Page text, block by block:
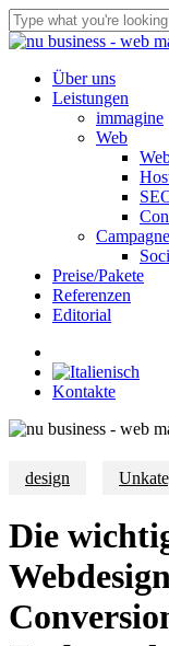
Skip
to
content
Close
Menu
Über uns
Leistungen
immagine
Web
Campagne
Preise/Pakete
Referenzen
Editorial
Kontakte
design
Die